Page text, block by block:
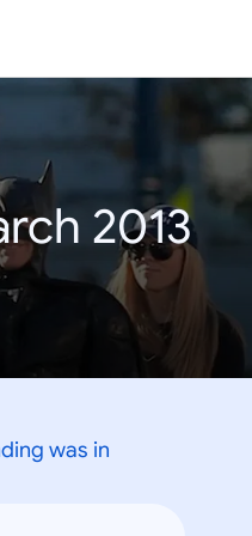
2013
was in